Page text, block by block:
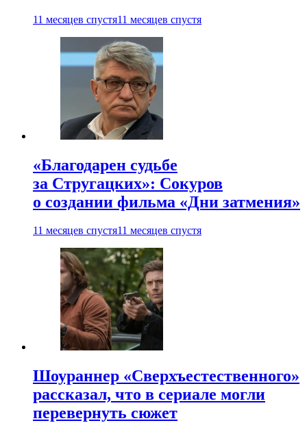
11 месяцев спустя11 месяцев спустя
«Благодарен судьбе
за Стругацких»: Сокуров
о создании фильма «Дни затмения»
11 месяцев спустя11 месяцев спустя
Шоураннер «Сверхъестественного»
рассказал, что в сериале могли
перевернуть сюжет